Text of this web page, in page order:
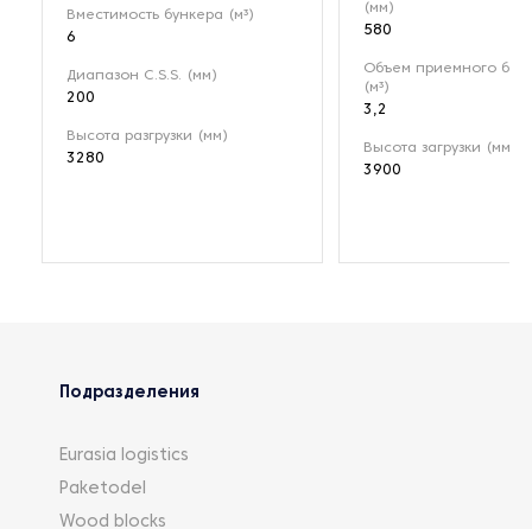
Вместимость бункера (м³)
6
Диапазон C.S.S. (мм)
200
Высота разгрузки (мм)
3280
(мм)
580
Объем приемного
(м³)
3,2
Высота загрузки (мм)
3900
Подразделения
Eurasia logistics
Paketodel
Wood blocks